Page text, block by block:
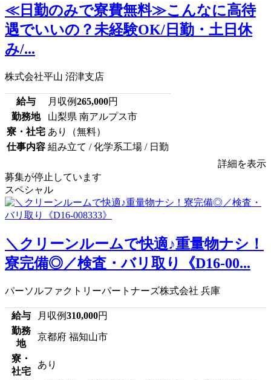
≪日勤のみで寮費無料≫こんなに高待
遇でいいの？未経験OK/日勤・土日休
み/...
株式会社平山 沼津支店
給与 月収例265,000円
勤務地
山梨県 南アルプス市
寮・社宅 あり（無料）
仕事内容 組み立て / 化学系工場 / 日勤
詳細を表示
募集が停止しています
スペシャル
＼クリーンルームで快適♪重量物ナシ！
寮完備◎／検査・バリ取り《D16-00...
パーソルファクトリーパートナーズ株式会社 兵庫
給与 月収例310,000円
勤務
地
京都府 福知山市
寮・
社宅
あり